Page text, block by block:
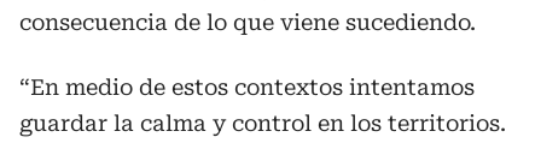
consecuencia de lo que viene sucediendo.
“En medio de estos contextos intentamos
guardar la calma y control en los territorios.